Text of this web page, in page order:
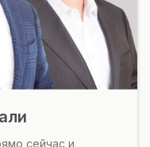
сейчас и